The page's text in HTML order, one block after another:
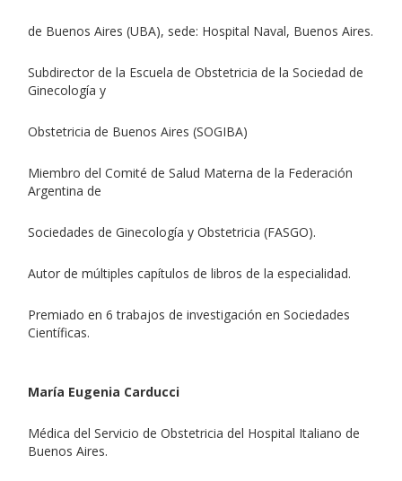
de Buenos Aires (UBA), sede: Hospital Naval, Buenos Aires.
Subdirector de la Escuela de Obstetricia de la Sociedad de
Ginecología y
Obstetricia de Buenos Aires (SOGIBA)
Miembro del Comité de Salud Materna de la Federación
Argentina de
Sociedades de Ginecología y Obstetricia (FASGO).
Autor de múltiples capítulos de libros de la especialidad.
Premiado en 6 trabajos de investigación en Sociedades
Científicas.
María Eugenia Carducci
Médica del Servicio de Obstetricia del Hospital Italiano de
Buenos Aires.